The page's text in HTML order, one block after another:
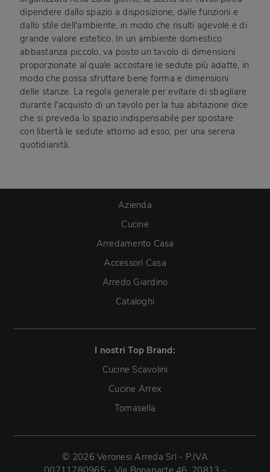
dipendere dallo spazio a disposizione, dalle funzioni e
dallo stile dell'ambiente, in modo che risulti agevole e di
grande valore estetico. In un ambiente domestico
abbastanza piccolo, va posto un tavolo di dimensioni
proporzionate al quale accostare le sedute più adatte, in
modo che possa sfruttare bene forma e dimensioni
delle stanze. La regola generale per evitare di sbagliare
durante l’acquisto di un tavolo per la tua abitazione dice
che si preveda lo spazio indispensabile per spostare
con libertà le sedute attorno ad esso, per una serena
quotidianità.
Azienda
Cucine
Arredamento Casa
Accessori Casa
Arredo Giardino
Cataloghi
I nostri Top Brand:
Cucine Scavolini
Cucine Arrex
Tomasella
© 2026 Veronesi Arreda Srl - P.IVA